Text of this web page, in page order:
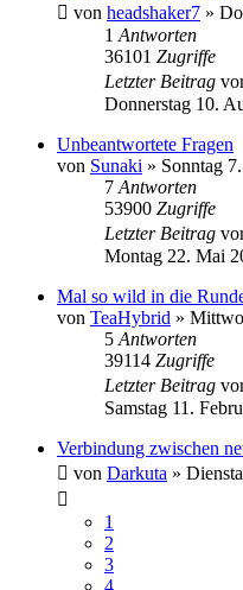
von headshaker7 »
1 Antworten
36101 Zugriffe
Letzter Beitrag
Donnerstag 10.
Unbeantwortete Fragen
von Sunaki » Sonntag
7 Antworten
53900 Zugriffe
Letzter Beitrag
Montag 22. Mai
Mal so wild in die
von TeaHybrid »
5 Antworten
39114 Zugriffe
Letzter Beitrag
Samstag 11.
Verbindung zwischen
von Darkuta »
1
2
3
4